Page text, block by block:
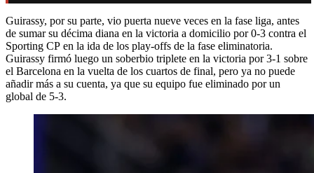
Guirassy, por su parte, vio puerta nueve veces en la fase liga, antes
de sumar su décima diana en la victoria a domicilio por 0-3 contra el
Sporting CP en la ida de los play-offs de la fase eliminatoria.
Guirassy firmó luego un soberbio triplete en la victoria por 3-1 sobre
el Barcelona en la vuelta de los cuartos de final, pero ya no puede
añadir más a su cuenta, ya que su equipo fue eliminado por un
global de 5-3.